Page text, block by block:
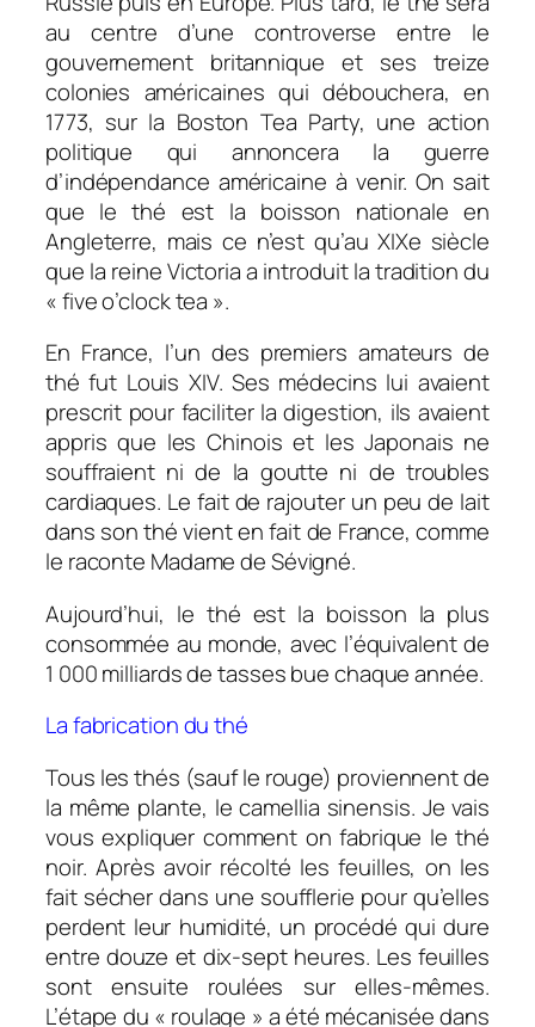
au centre d’une controverse entre le
gouvernement britannique et ses treize
colonies américaines qui débouchera, en
1773, sur la Boston Tea Party, une action
politique qui annoncera la guerre
d’indépendance américaine à venir. On sait
que le thé est la boisson nationale en
Angleterre, mais ce n’est qu’au XIXe siècle
que la reine Victoria a introduit la tradition du
« five o’clock tea ».
En France, l’un des premiers amateurs de
thé fut Louis XIV. Ses médecins lui avaient
prescrit pour faciliter la digestion, ils avaient
appris que les Chinois et les Japonais ne
souffraient ni de la goutte ni de troubles
cardiaques. Le fait de rajouter un peu de lait
dans son thé vient en fait de France, comme
le raconte Madame de Sévigné.
Aujourd’hui, le thé est la boisson la plus
consommée au monde, avec l’équivalent de
1 000 milliards de tasses bue chaque année.
La fabrication du thé
Tous les thés (sauf le rouge) proviennent de
la même plante, le camellia sinensis. Je vais
vous expliquer comment on fabrique le thé
noir. Après avoir récolté les feuilles, on les
fait sécher dans une soufflerie pour qu’elles
perdent leur humidité, un procédé qui dure
entre douze et dix-sept heures. Les feuilles
sont ensuite roulées sur elles-mêmes.
L’étape du « roulage » a été mécanisée dans